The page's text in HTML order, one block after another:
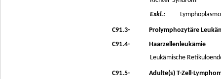
Exkl.:
C91.3-
Prolymphozytäre
C91.4-
Haarzellenleukämie
Leukämische
C91.5-
Adulte(s) T-Zell-